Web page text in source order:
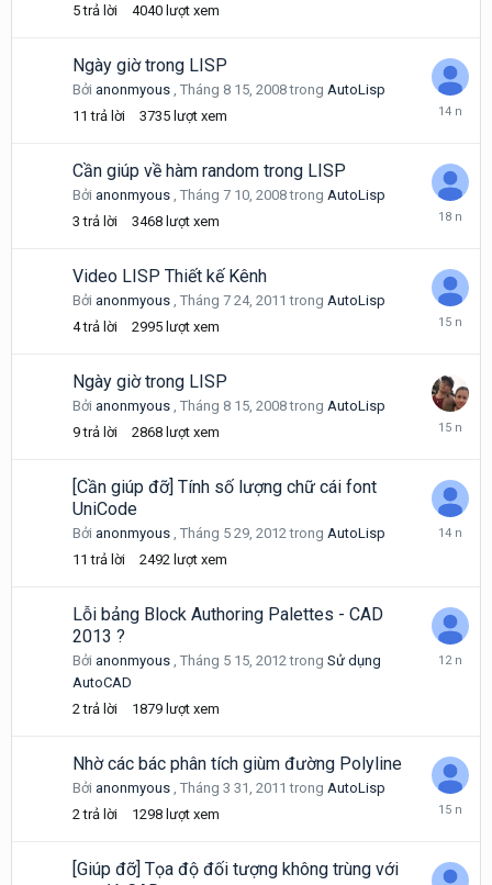
5 trả lời 4040 lượt xem
Ngày giờ trong LISP
Bởi anonmyous , Tháng 8 15, 2008trong AutoLisp
11 trả lời 3735 lượt xem
Tháng
2012
Cần giúp về hàm random trong LISP
Bởi anonmyous , Tháng 7 10, 2008trong AutoLisp
3 trả lời 3468 lượt xem
Tháng
2008
Video LISP Thiết kế Kênh
Bởi anonmyous , Tháng 7 24, 2011trong AutoLisp
4 trả lời 2995 lượt xem
Tháng
2011
Ngày giờ trong LISP
Bởi anonmyous , Tháng 8 15, 2008trong AutoLisp
9 trả lời 2868 lượt xem
Tháng
2011
[Cần giúp đỡ] Tính số lượng chữ cái font
UniCode
Bởi anonmyous , Tháng 5 29, 2012trong AutoLisp
11 trả lời 2492 lượt xem
Tháng
Lỗi bảng Block Authoring Palettes - CAD
2013 ?
Bởi anonmyous , Tháng 5 15, 2012trong Sử dụng
AutoCAD
2 trả lời 1879 lượt xem
Tháng
Nhờ các bác phân tích giùm đường Polyline
Bởi anonmyous , Tháng 3 31, 2011trong AutoLisp
2 trả lời 1298 lượt xem
Tháng
2011
[Giúp đỡ] Tọa độ đối tượng không trùng với